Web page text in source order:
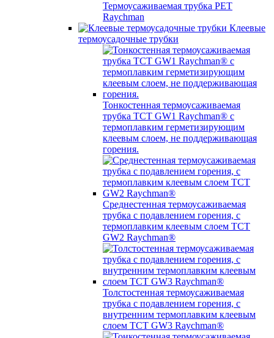
Термоусаживаемая трубка PET
Raychman
Клеевые
термоусадочные трубки
Тонкостенная термоусаживаемая
трубка TCT GW1 Raychman® с
термоплавким герметизирующим
клеевым слоем, не поддерживающая
горения.
Среднестенная термоусаживаемая
трубка c подавлением горения, с
термоплавким клеевым слоем TCT
GW2 Raychman®
Толстостенная термоусаживаемая
трубка c подавлением горения, с
внутренним термоплавким клеевым
слоем TCT GW3 Raychman®